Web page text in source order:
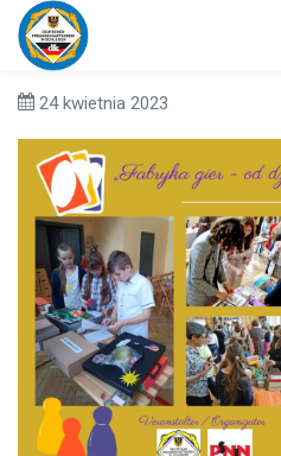
24 kwietnia 2023